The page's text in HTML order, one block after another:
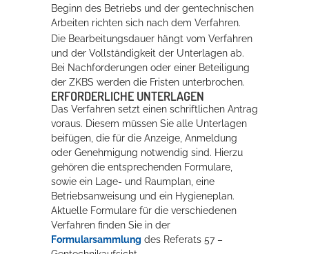
Beginn des Betriebs und der gentechnischen
Arbeiten richten sich nach dem Verfahren.
Die Bearbeitungsdauer hängt vom Verfahren
und der Vollständigkeit der Unterlagen ab.
Bei Nachforderungen oder einer Beteiligung
der ZKBS werden die Fristen unterbrochen.
ERFORDERLICHE UNTERLAGEN
Das Verfahren setzt einen schriftlichen Antrag
voraus. Diesem müssen Sie alle Unterlagen
beifügen, die für die Anzeige, Anmeldung
oder Genehmigung notwendig sind. Hierzu
gehören die entsprechenden Formulare,
sowie ein Lage- und Raumplan, eine
Betriebsanweisung und ein Hygieneplan.
Aktuelle Formulare für die verschiedenen
Verfahren finden Sie in der
Formularsammlung des Referats 57 –